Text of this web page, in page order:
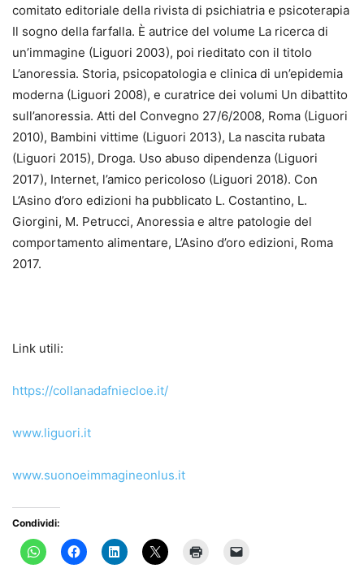
comitato editoriale della rivista di psichiatria e psicoterapia
Il sogno della farfalla. È autrice del volume La ricerca di
un’immagine (Liguori 2003), poi rieditato con il titolo
L’anoressia. Storia, psicopatologia e clinica di un’epidemia
moderna (Liguori 2008), e curatrice dei volumi Un dibattito
sull’anoressia. Atti del Convegno 27/6/2008, Roma (Liguori
2010), Bambini vittime (Liguori 2013), La nascita rubata
(Liguori 2015), Droga. Uso abuso dipendenza (Liguori
2017), Internet, l’amico pericoloso (Liguori 2018). Con
L’Asino d’oro edizioni ha pubblicato L. Costantino, L.
Giorgini, M. Petrucci, Anoressia e altre patologie del
comportamento alimentare, L’Asino d’oro edizioni, Roma
2017.
Link utili:
https://collanadafniecloe.it/
www.liguori.it
www.suonoeimmagineonlus.it
Condividi: